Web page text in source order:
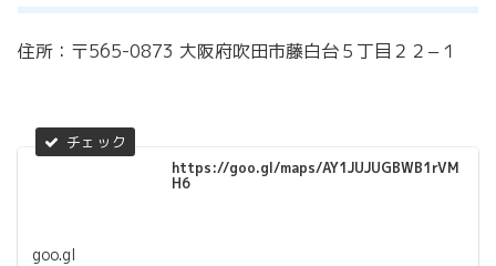
住所：〒565-0873 大阪府吹田市藤白台５丁目２２−１
https://goo.gl/maps/AY1JUJUGBWB1rVM
H6
goo.gl